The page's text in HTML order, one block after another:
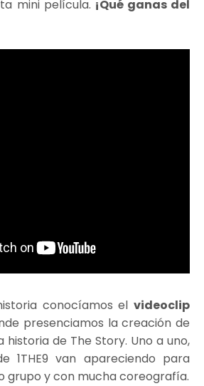
mini película. ¡Qué ganas del
conocíamos el videoclip
presenciamos la creación de
historia de The Story. Uno a uno,
1THE9 van apareciendo para
grupo y con mucha coreografía.